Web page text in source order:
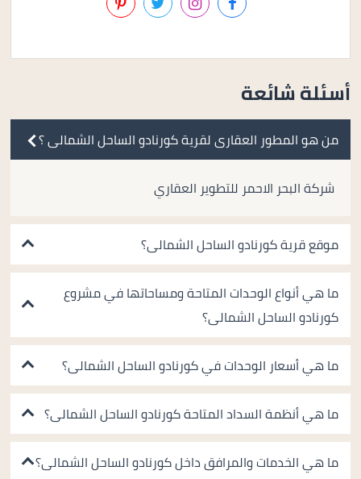
أسئلة شائعة
من هو المطور العقارى لقرية كورنادو الساحل الشمالى ؟
شركة البحر الاحمر للتطوير العقاري
موقع قرية كورنادو الساحل الشمالى؟
ما هي أنواع الوحدات المتاحة ومساحاتها في مشروع
كورنادو الساحل الشمالى؟
ما هي أسعار الوحدات في كورنادو الساحل الشمالى؟
ما هي أنظمة السداد المتاحة كورنادو الساحل الشمالى؟
ما هي الخدمات والمرافق داخل كورنادو الساحل الشمالى؟